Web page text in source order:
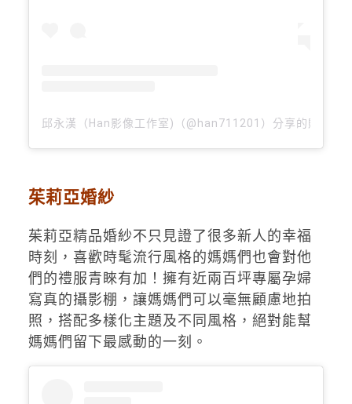
邱永漢（Han影像工作室)（@han711201）分享的貼文
茱莉亞婚紗
茱莉亞精品婚紗不只見證了很多新人的幸福
時刻，喜歡時髦流行風格的媽媽們也會對他
們的禮服青睞有加！擁有近兩百坪專屬孕婦
寫真的攝影棚，讓媽媽們可以毫無顧慮地拍
照，搭配多樣化主題及不同風格，絕對能幫
媽媽們留下最感動的一刻。